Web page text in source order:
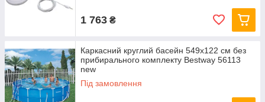
1 763 ₴
Каркасний круглий басейн 549x122 см без
прибирального комплекту Bestway 56113
new
Під замовлення